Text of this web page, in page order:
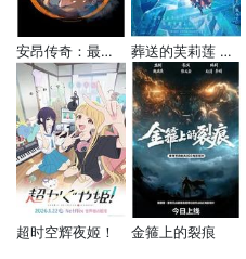
安昂传奇：最后的气宗 葬送的芙莉莲 第二季
超时空辉夜姬！ 金箍上的裂痕